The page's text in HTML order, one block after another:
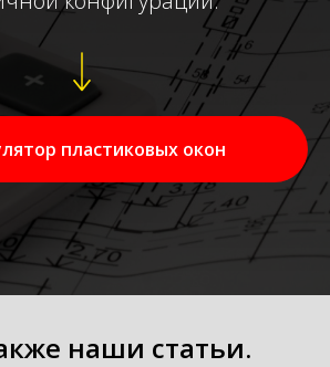
пластиковых окон
наши статьи.